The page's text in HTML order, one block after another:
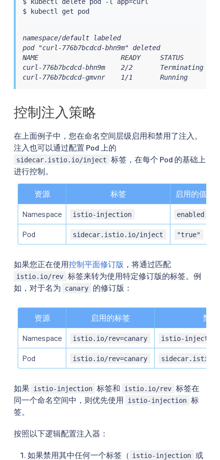
$
kubectl
namespace/default labeled
pod "curl-776b7bcdcd-bhn9m" deleted
NAME                     READY     STATUS
curl-776b7bcdcd-bhn9m    2/2       Terminating
curl-776b7bcdcd-gmvnr    1/1       Running
控制注入策略
在上面例子中，您在命名空间层级启用和禁用了注入。
注入也可以通过配置 Pod 上的
sidecar.istio.io/inject
标签，在每个 Pod 的基础上
进行控制。
资源 标签 启用的值
Namespace istio-injection enabled
Pod sidecar.istio.io/inject "true"
如果您正在使用控制平面修订版 ，将通过匹配
istio.io/rev 标签来转为使用特定修订版的标签。例
如，对于名为
canary 的修订版：
资源 启用的标签 禁
Namespace istio.io/rev=canary istio-
Pod istio.io/rev=canary
如果 istio-injection 标签和 istio.io/rev 标签在
同一个命名空间中，则优先使用
istio-injection 标
签。
按照以下逻辑配置注入器：
如果禁用其中任何一个标签（ istio-injection 或